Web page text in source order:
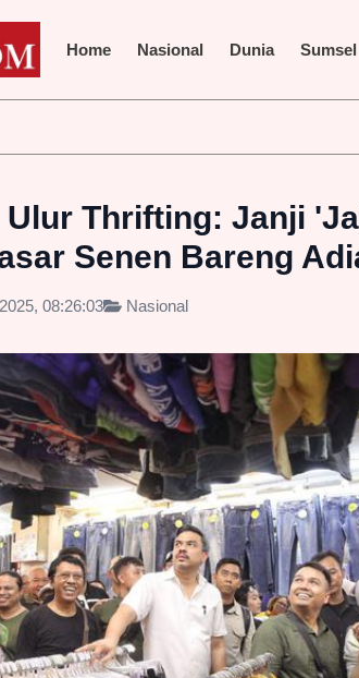
Home Nasional Dunia Sumsel
Ulur Thrifting: Janji
Senen Bareng
08:26:03 Nasional